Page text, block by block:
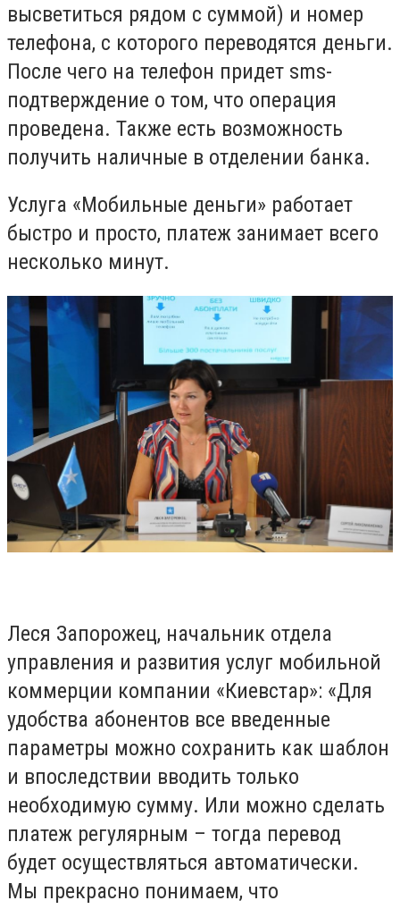
высветиться рядом с суммой) и номер
телефона, с которого переводятся деньги.
После чего на телефон придет sms-
подтверждение о том, что операция
проведена. Также есть возможность
получить наличные в отделении банка.
Услуга «Мобильные деньги» работает
быстро и просто, платеж занимает всего
несколько минут.
Леся Запорожец, начальник отдела
управления и развития услуг мобильной
коммерции компании «Киевстар»: «Для
удобства абонентов все введенные
параметры можно сохранить как шаблон
и впоследствии вводить только
необходимую сумму. Или можно сделать
платеж регулярным – тогда перевод
будет осуществляться автоматически.
Мы прекрасно понимаем, что